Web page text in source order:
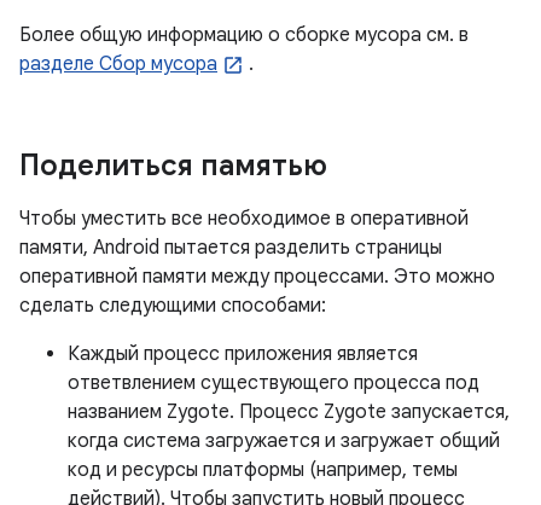
Более общую информацию о сборке мусора см. в
разделе Сбор мусора
.
Поделиться памятью
Чтобы уместить все необходимое в оперативной
памяти, Android пытается разделить страницы
оперативной памяти между процессами. Это можно
сделать следующими способами:
Каждый процесс приложения является
ответвлением существующего процесса под
названием Zygote. Процесс Zygote запускается,
когда система загружается и загружает общий
код и ресурсы платформы (например, темы
действий). Чтобы запустить новый процесс